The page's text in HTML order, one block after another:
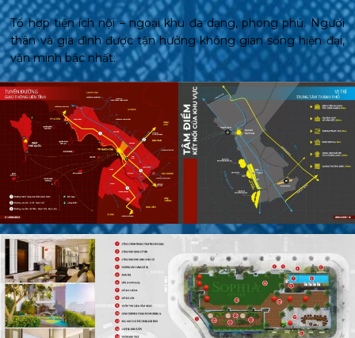
Tổ hợp tiện ích nội – ngoại khu đa dạng, phong phú. Người
thân và gia đình được tận hưởng không gian sống hiện đại,
văn minh bậc nhất.